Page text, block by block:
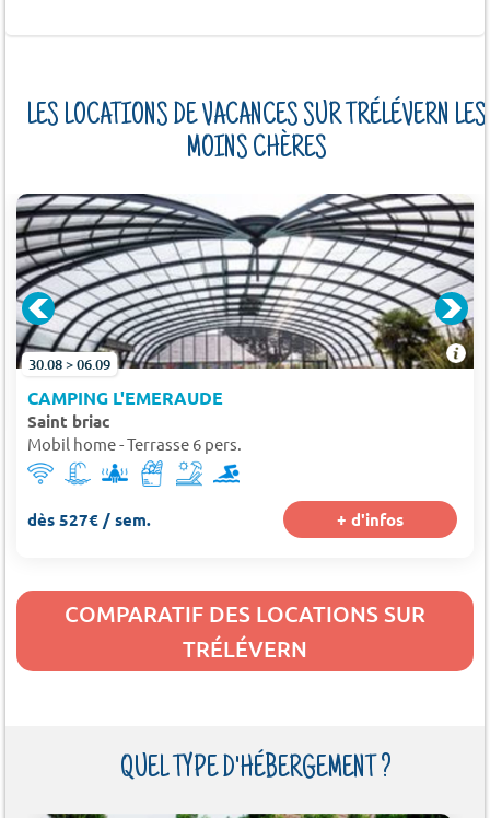
LES LOCATIONS DE VACANCES SUR TRÉLÉVERN LES
MOINS CHÈRES
30.08 > 06.09
CAMPING L'EMERAUDE
Saint briac
Mobil home - Terrasse 6 pers.
dès 527€ / sem. + d'infos
COMPARATIF DES LOCATIONS SUR
TRÉLÉVERN
QUEL TYPE D'HÉBERGEMENT ?